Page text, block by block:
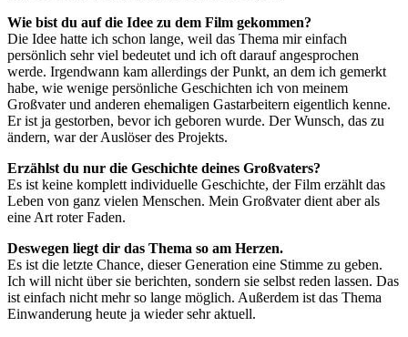
Wie bist du auf die Idee zu dem Film gekommen?
Die Idee hatte ich schon lange, weil das Thema mir einfach
persönlich sehr viel bedeutet und ich oft darauf angesprochen
werde. Irgendwann kam allerdings der Punkt, an dem ich gemerkt
habe, wie wenige persönliche Geschichten ich von meinem
Großvater und anderen ehemaligen Gastarbeitern eigentlich kenne.
Er ist ja gestorben, bevor ich geboren wurde. Der Wunsch, das zu
ändern, war der Auslöser des Projekts.
Erzählst du nur die Geschichte deines Großvaters?
Es ist keine komplett individuelle Geschichte, der Film erzählt das
Leben von ganz vielen Menschen. Mein Großvater dient aber als
eine Art roter Faden.
Deswegen liegt dir das Thema so am Herzen.
Es ist die letzte Chance, dieser Generation eine Stimme zu geben.
Ich will nicht über sie berichten, sondern sie selbst reden lassen. Das
ist einfach nicht mehr so lange möglich. Außerdem ist das Thema
Einwanderung heute ja wieder sehr aktuell.